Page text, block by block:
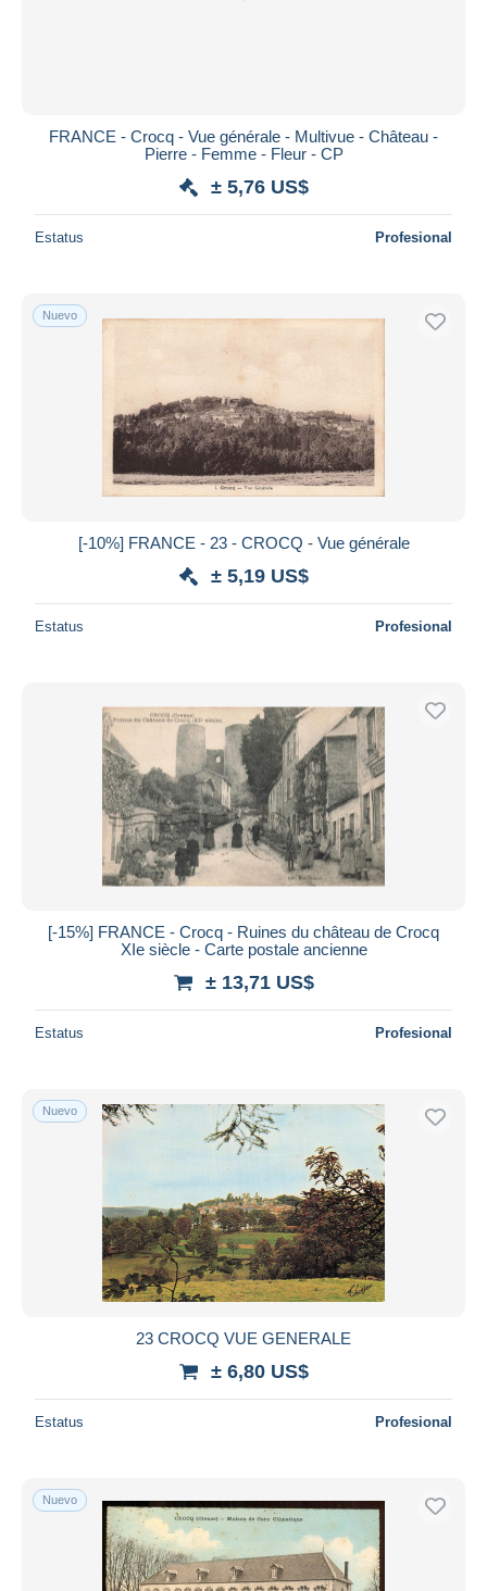
FRANCE - Crocq - Vue générale - Multivue - Château -
Pierre - Femme - Fleur - CP
± 5,76 US$
Estatus Profesional
Nuevo
[-10%] FRANCE - 23 - CROCQ - Vue générale
± 5,19 US$
Estatus Profesional
[-15%] FRANCE - Crocq - Ruines du château de Crocq
XIe siècle - Carte postale ancienne
± 13,71 US$
Estatus Profesional
Nuevo
23 CROCQ VUE GENERALE
± 6,80 US$
Estatus Profesional
Nuevo